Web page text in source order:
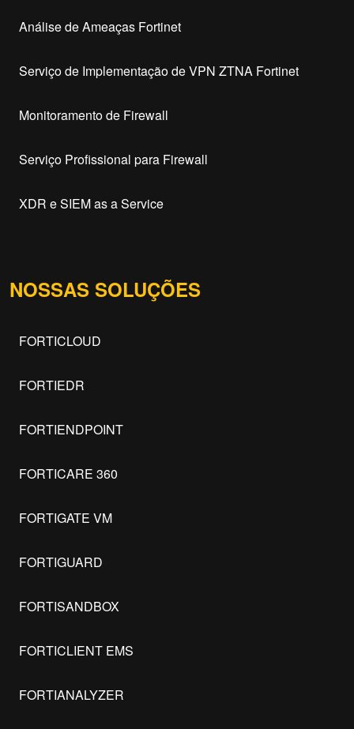
Análise de Ameaças Fortinet
Serviço de Implementação de VPN ZTNA Fortinet
Monitoramento de Firewall
Serviço Profissional para Firewall
XDR e SIEM as a Service
NOSSAS SOLUÇÕES
FORTICLOUD
FORTIEDR
FORTIENDPOINT
FORTICARE 360
FORTIGATE VM
FORTIGUARD
FORTISANDBOX
FORTICLIENT EMS
FORTIANALYZER